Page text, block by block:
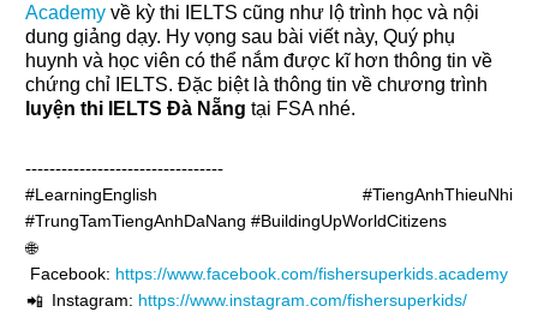
Academy về kỳ thi IELTS cũng như lộ trình học và nội
dung giảng dạy. Hy vọng sau bài viết này, Quý phụ
huynh và học viên có thể nắm được kĩ hơn thông tin về
chứng chỉ IELTS. Đặc biệt là thông tin về chương trình
luyện thi IELTS Đà Nẵng tại FSA nhé.
---------------------------------
#LearningEnglish #TiengAnhThieuNhi
#TrungTamTiengAnhDaNang #BuildingUpWorldCitizens
🌐
Facebook: https://www.facebook.com/fishersuperkids.academy
📲 Instagram: https://www.instagram.com/fishersuperkids/